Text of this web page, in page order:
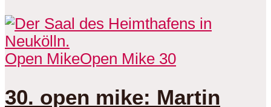
Open MikeOpen Mike 30
30. open mike: Martin